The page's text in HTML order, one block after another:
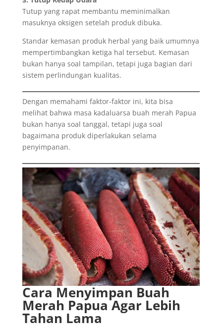
Tutup yang rapat membantu meminimalkan
masuknya oksigen setelah produk dibuka.
Standar kemasan produk herbal yang baik umumnya
mempertimbangkan ketiga hal tersebut. Kemasan
bukan hanya soal tampilan, tetapi juga bagian dari
sistem perlindungan kualitas.
Dengan memahami faktor-faktor ini, kita bisa
melihat bahwa masa kadaluarsa buah merah Papua
bukan hanya soal tanggal, tetapi juga soal
bagaimana produk diperlakukan selama
penyimpanan.
Cara Menyimpan Buah
Merah Papua Agar Lebih
Tahan Lama